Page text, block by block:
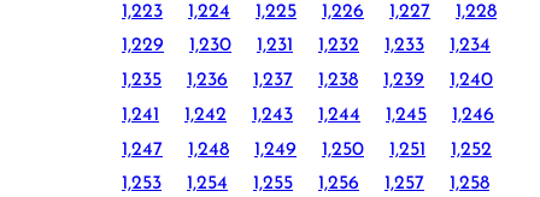
1,223
1,224 1,225 1,226 1,227
1,228
1,229
1,230 1,231 1,232 1,233
1,234
1,235
1,236 1,237 1,238 1,239
1,240
1,241
1,242 1,243 1,244 1,245
1,246
1,247
1,248 1,249 1,250 1,251
1,252
1,253
1,254 1,255 1,256 1,257 1,258